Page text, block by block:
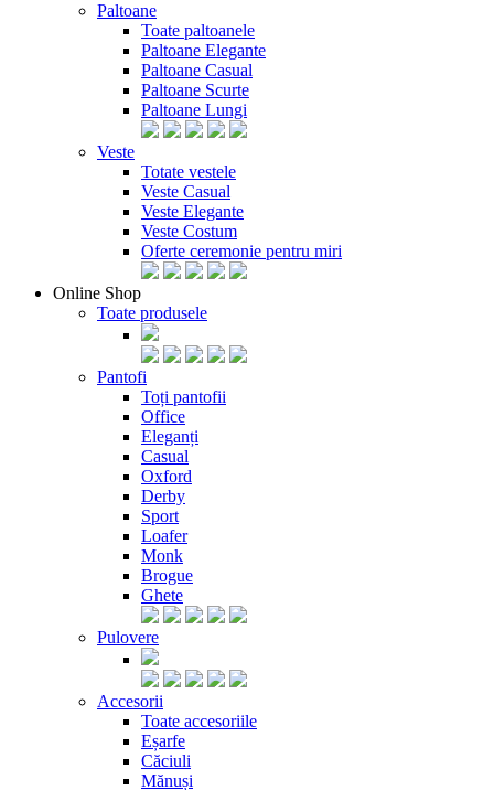
Paltoane
Toate paltoanele
Paltoane Elegante
Paltoane Casual
Paltoane Scurte
Paltoane Lungi
Veste
Totate vestele
Veste Casual
Veste Elegante
Veste Costum
Oferte ceremonie pentru miri
Online Shop
Toate produsele
Pantofi
Toți pantofii
Office
Eleganți
Casual
Oxford
Derby
Sport
Loafer
Monk
Brogue
Ghete
Pulovere
Accesorii
Toate accesoriile
Eșarfe
Căciuli
Mănuși